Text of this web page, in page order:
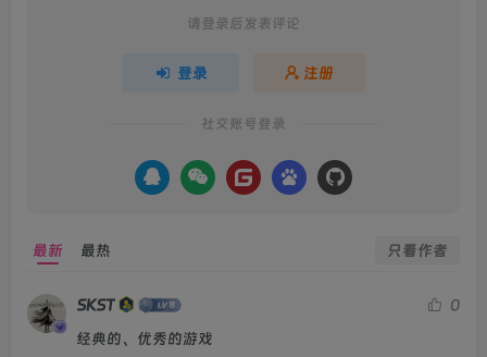
请登录后发表评论
登录 注册
社交账号登录
最新 最热 只看作者
SKST
0
经典的、优秀的游戏